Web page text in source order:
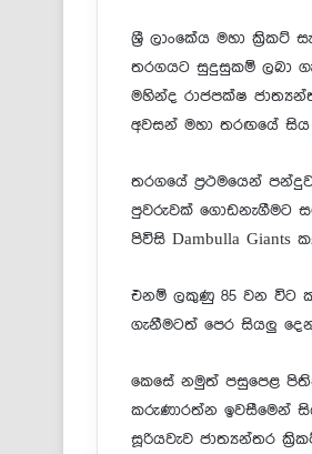
ශ්‍රී ලාංකේය මහා ක්‍රිකට්
තරගයට සුදුසුකම් ලබා
මහින්ද රාජපක්ෂ
අවසන් මහා තරඟයේ සිය
තරගයේ ප්‍රථමයෙන්
පුවරුවක් ගොඩනැගීමට
පිවිසි Dambulla
එනම් ලකුණු 85 වන විට
ගැනීමටත් පෙර සියලු
කෙසේ නමුත් පසුපෙළ
කරුණාරත්න ඉවසීමෙන්
සූරියවැව ජාත්‍යන්තර